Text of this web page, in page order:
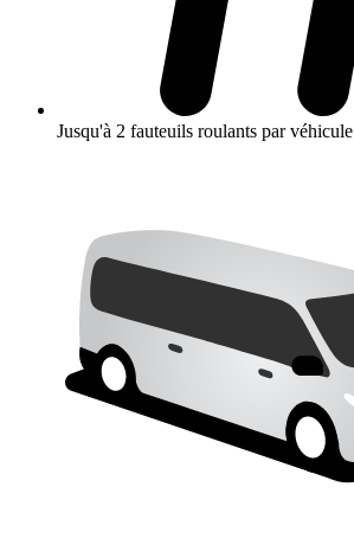
Jusqu'à 2 fauteuils roulants par véhicule